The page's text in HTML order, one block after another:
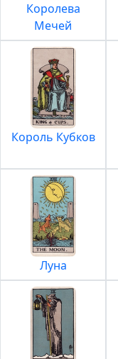
Королева
Мечей
Король Кубков
Луна